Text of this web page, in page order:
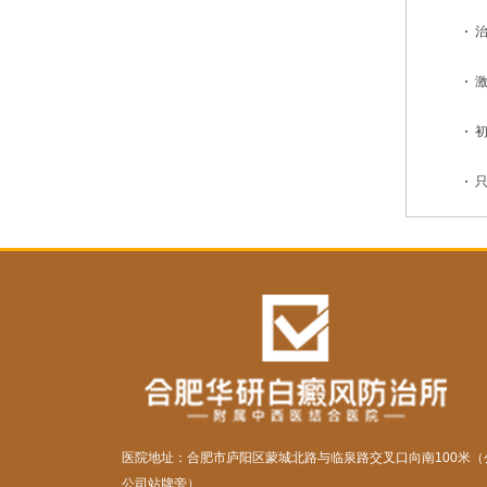
医院地址：合肥市庐阳区蒙城北路与临泉路交叉口向南100米（
公司站牌旁）